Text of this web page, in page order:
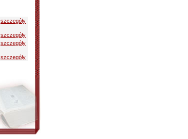
szczegóły
szczegóły
szczegóły
szczegóły